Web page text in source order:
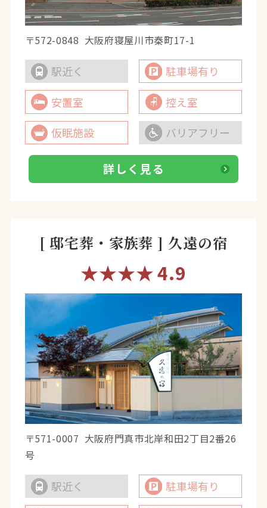
〒572-0848 大阪府寝屋川市秦町17-1
駅近く
駐車場有り
安置室
控え室
仮眠施設
バリアフリー
詳しく見る
[ 邸宅葬・家族葬 ] 久遠の宿
★★★★4.9
〒571-0007 大阪府門真市北岸和田2丁目2番26
号
駅近く
駐車場有り